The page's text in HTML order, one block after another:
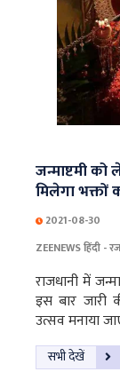
जन्माष्टमी
मिलेगा भक्तों
2021-08-30
ZEENEWS हिंदी -
राजधानी में
इस बार जारी
उत्सव मनाया
सभी देखें